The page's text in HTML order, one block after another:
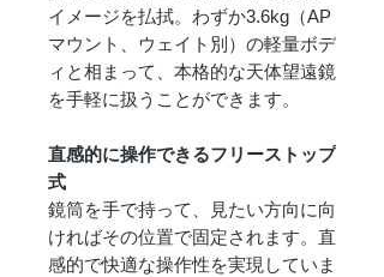
イメージを払拭。わずか3.6kg（AP
マウント、ウェイト別）の軽量ボデ
ィと相まって、本格的な天体望遠鏡
を手軽に扱うことができます。
直感的に操作できるフリーストップ
式
鏡筒を手で持って、見たい方向に向
ければその位置で固定されます。直
感的で快適な操作性を実現していま